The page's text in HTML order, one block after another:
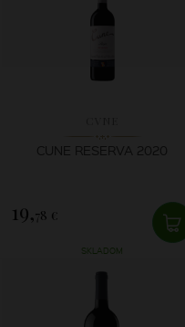
CUNE RESERVA 2020
19,78 €
SKLADOM